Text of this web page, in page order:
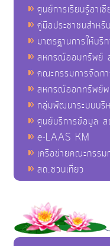
ศูนย์การเรียนรู้อาเ
คู่มือประชาชนสำห
มาตรฐานการให้บริ
สหกรณ์ออมทรัพย์
คณะกรรมการจัดก
สหกรณ์ออกทรัพย์พ
กลุ่มพัฒนาระบบบริ
ศูนย์บริการข้อมูล ส
e-LAAS KM
เครือข่ายคณะกรร
สถ.ชวนเที่ยว